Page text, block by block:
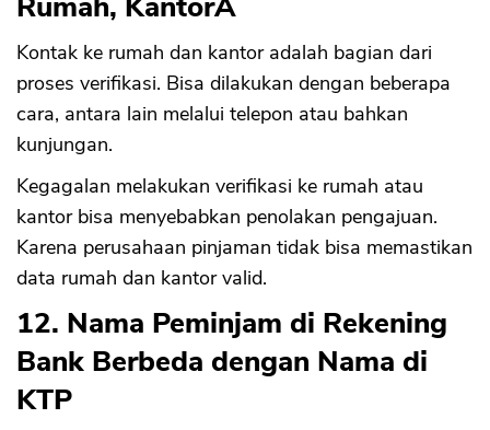
Kontak ke rumah dan kantor adalah bagian dari
proses verifikasi. Bisa dilakukan dengan beberapa
cara, antara lain melalui telepon atau bahkan
kunjungan.
Kegagalan melakukan verifikasi ke rumah atau
kantor bisa menyebabkan penolakan pengajuan.
Karena perusahaan pinjaman tidak bisa memastikan
data rumah dan kantor valid.
12. Nama Peminjam di Rekening
Bank Berbeda dengan Nama di
KTP